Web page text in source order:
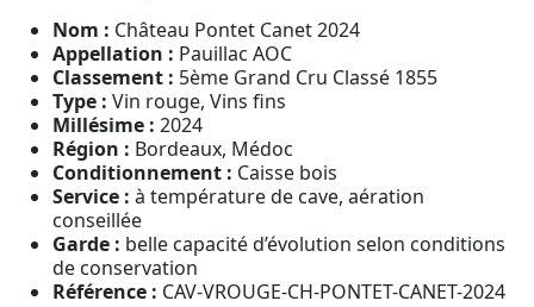
Nom : Château Pontet Canet 2024
Appellation : Pauillac AOC
Classement : 5ème Grand Cru Classé 1855
Type : Vin rouge, Vins fins
Millésime : 2024
Région : Bordeaux, Médoc
Conditionnement : Caisse bois
Service : à température de cave, aération
conseillée
Garde : belle capacité d’évolution selon conditions
de conservation
Référence : CAV-VROUGE-CH-PONTET-CANET-2024